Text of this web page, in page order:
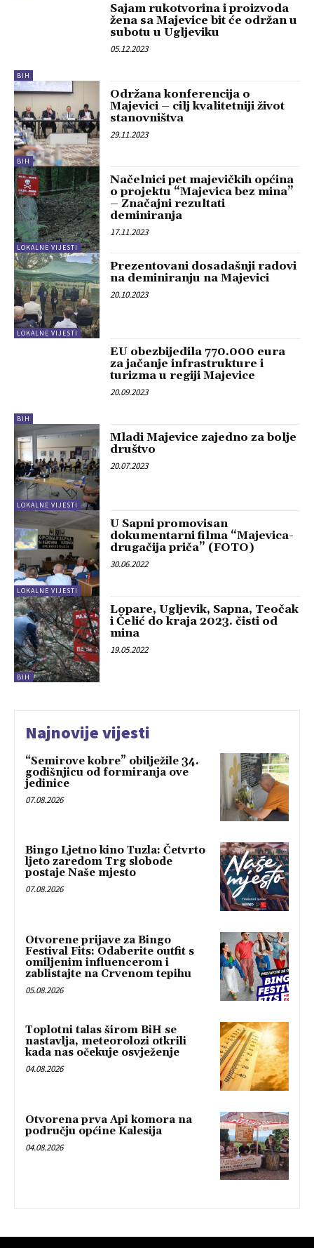
BIH
Sajam rukotvorina i proizvoda
žena sa Majevice bit će održan u
subotu u Ugljeviku
05.12.2023
BIH
Održana konferencija o
Majevici – cilj kvalitetniji život
stanovništva
29.11.2023
LOKALNE VIJESTI
Načelnici pet majevičkih općina
o projektu “Majevica bez mina”
– Značajni rezultati
deminiranja
17.11.2023
LOKALNE VIJESTI
Prezentovani dosadašnji radovi
na deminiranju na Majevici
20.10.2023
BIH
EU obezbijedila 770.000 eura
za jačanje infrastrukture i
turizma u regiji Majevice
20.09.2023
LOKALNE VIJESTI
Mladi Majevice zajedno za bolje
društvo
20.07.2023
LOKALNE VIJESTI
U Sapni promovisan
dokumentarni filma “Majevica-
drugačija priča” (FOTO)
30.06.2022
BIH
Lopare, Ugljevik, Sapna, Teočak
i Čelić do kraja 2023. čisti od
mina
19.05.2022
Najnovije vijesti
“Semirove kobre” obilježile 34.
godišnjicu od formiranja ove
jedinice
07.08.2026
Bingo Ljetno kino Tuzla: Četvrto
ljeto zaredom Trg slobode
postaje Naše mjesto
07.08.2026
Otvorene prijave za Bingo
Festival Fits: Odaberite outfit s
omiljenim influencerom i
zablistajte na Crvenom tepihu
05.08.2026
Toplotni talas širom BiH se
nastavlja, meteorolozi otkrili
kada nas očekuje osvježenje
04.08.2026
Otvorena prva Api komora na
području općine Kalesija
04.08.2026